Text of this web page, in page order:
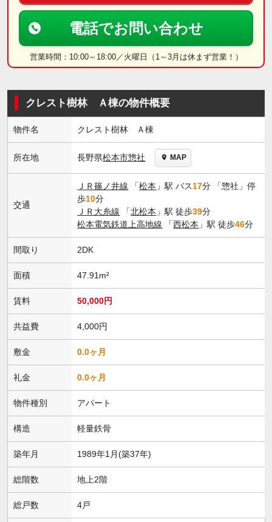
電話でお問い合わせ
営業時間：10:00～18:00／火曜日（1～3月は休まず営業！）
クレスト樹林 Ａ棟の物件概要
物件名 クレスト樹林 Ａ棟
所在地 長野県松本市惣社 MAP
交通
ＪＲ篠ノ井線 「松本 」駅 バス17分 「惣社」停
歩10分
ＪＲ大糸線 「北松本 」駅 徒歩39分
松本電気鉄道上高地線 「西松本 」駅 徒歩46分
間取り 2DK
面積 47.91m²
賃料 50,000円
共益費 4,000円
敷金 0.0ヶ月
礼金 0.0ヶ月
物件種別 アパート
構造 軽量鉄骨
築年月 1989年1月(築37年)
総階数 地上2階
総戸数 4戸